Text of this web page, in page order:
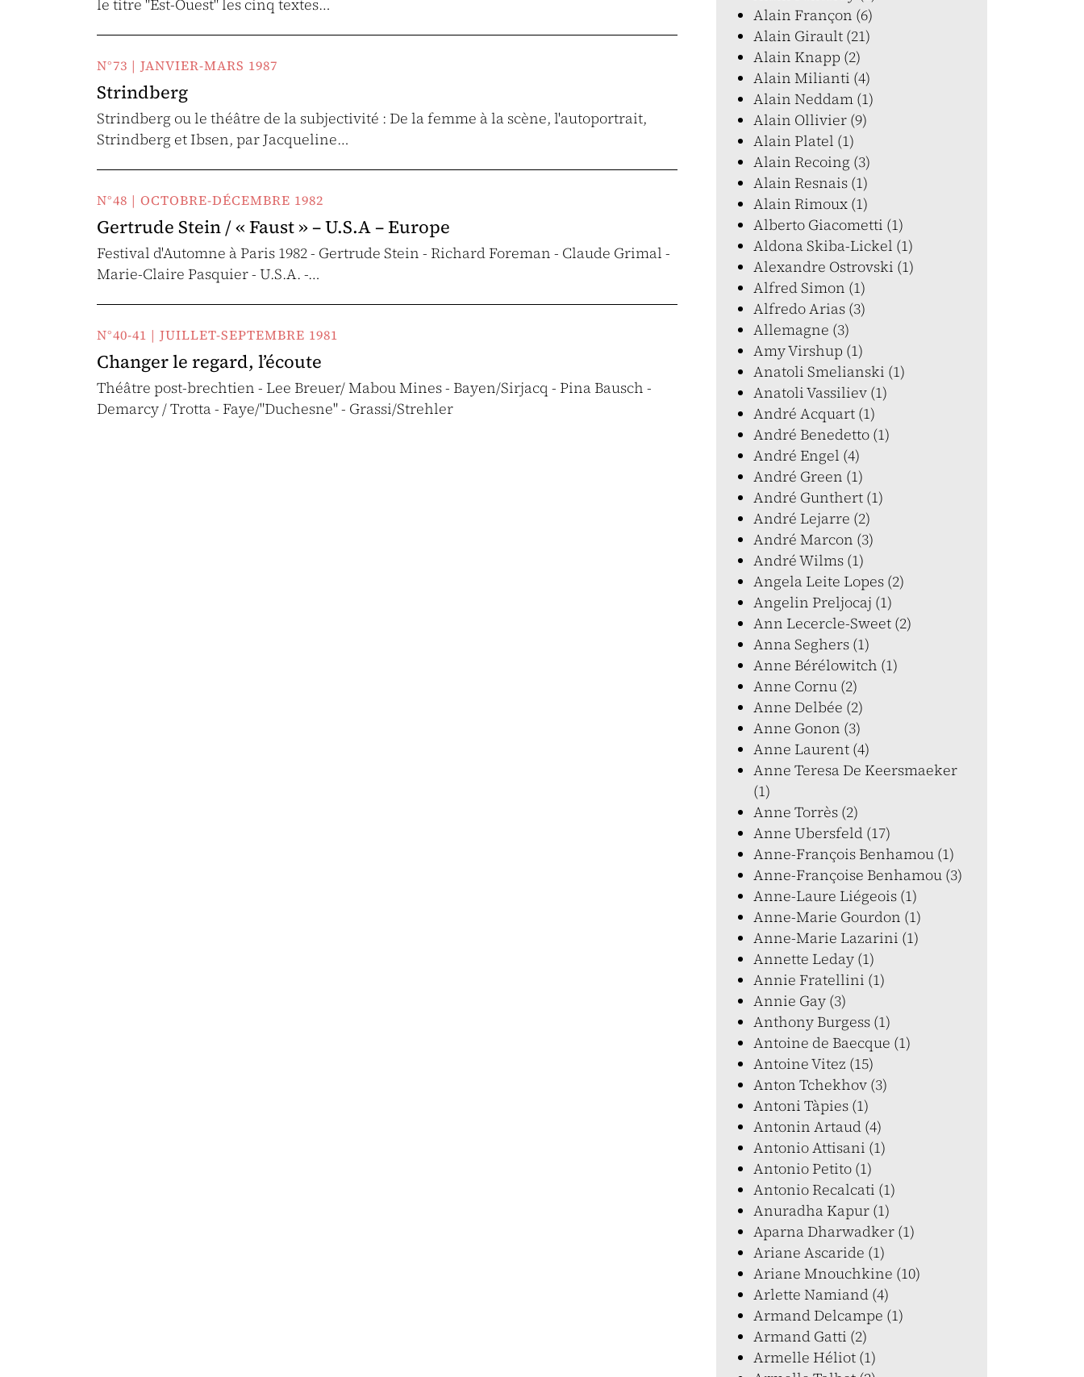
le titre "Est-Ouest" les cinq textes…
N°73 | JANVIER-MARS 1987
Strindberg
Strindberg ou le théâtre de la subjectivité : De la femme à la scène, l'autoportrait,
Strindberg et Ibsen, par Jacqueline…
N°48 | OCTOBRE-DÉCEMBRE 1982
Gertrude Stein / « Faust » – U.S.A – Europe
Festival d'Automne à Paris 1982 - Gertrude Stein - Richard Foreman - Claude Grimal -
Marie-Claire Pasquier - U.S.A. -…
N°40-41 | JUILLET-SEPTEMBRE 1981
Changer le regard, l’écoute
Théâtre post-brechtien - Lee Breuer/ Mabou Mines - Bayen/Sirjacq - Pina Bausch -
Demarcy / Trotta - Faye/"Duchesne" - Grassi/Strehler
Alain Françon (6)
Alain Girault (21)
Alain Knapp (2)
Alain Milianti (4)
Alain Neddam (1)
Alain Ollivier (9)
Alain Platel (1)
Alain Recoing (3)
Alain Resnais (1)
Alain Rimoux (1)
Alberto Giacometti (1)
Aldona Skiba-Lickel (1)
Alexandre Ostrovski (1)
Alfred Simon (1)
Alfredo Arias (3)
Allemagne (3)
Amy Virshup (1)
Anatoli Smelianski (1)
Anatoli Vassiliev (1)
André Acquart (1)
André Benedetto (1)
André Engel (4)
André Green (1)
André Gunthert (1)
André Lejarre (2)
André Marcon (3)
André Wilms (1)
Angela Leite Lopes (2)
Angelin Preljocaj (1)
Ann Lecercle-Sweet (2)
Anna Seghers (1)
Anne Bérélowitch (1)
Anne Cornu (2)
Anne Delbée (2)
Anne Gonon (3)
Anne Laurent (4)
Anne Teresa De Keersmaeker
(1)
Anne Torrès (2)
Anne Ubersfeld (17)
Anne-François Benhamou (1)
Anne-Françoise Benhamou (3)
Anne-Laure Liégeois (1)
Anne-Marie Gourdon (1)
Anne-Marie Lazarini (1)
Annette Leday (1)
Annie Fratellini (1)
Annie Gay (3)
Anthony Burgess (1)
Antoine de Baecque (1)
Antoine Vitez (15)
Anton Tchekhov (3)
Antoni Tàpies (1)
Antonin Artaud (4)
Antonio Attisani (1)
Antonio Petito (1)
Antonio Recalcati (1)
Anuradha Kapur (1)
Aparna Dharwadker (1)
Ariane Ascaride (1)
Ariane Mnouchkine (10)
Arlette Namiand (4)
Armand Delcampe (1)
Armand Gatti (2)
Armelle Héliot (1)